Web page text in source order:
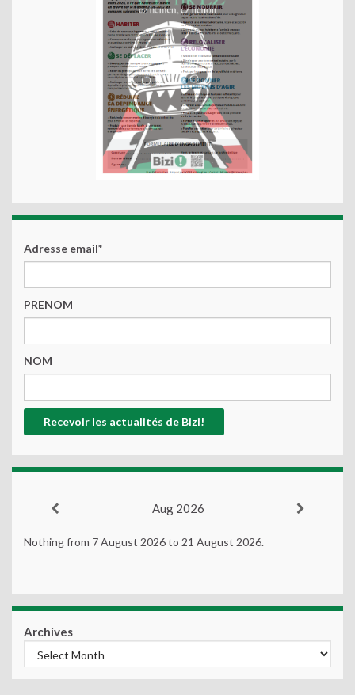
Adresse email*
PRENOM
NOM
Aug 2026
Nothing from 7 August 2026 to 21 August 2026.
Archives